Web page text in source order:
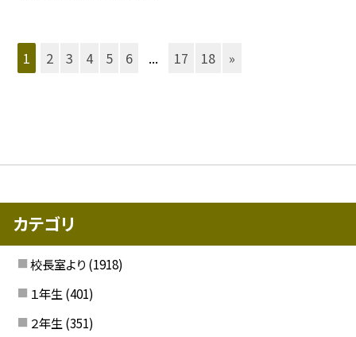
1 2 3 4 5 6 ... 17 18 »
カテゴリ
校長室より (1918)
１年生 (401)
２年生 (351)